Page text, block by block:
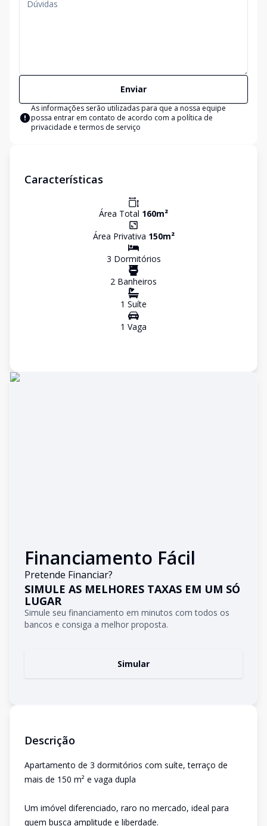
Enviar
As informações serão utilizadas para que a nossa equipe
possa entrar em contato de acordo com a política de
privacidade e termos de serviço
Características
Área Total 160m²
Área Privativa 150m²
3 Dormitórios
2 Banheiros
1 Suíte
1 Vaga
Financiamento Fácil
Pretende Financiar?
SIMULE AS MELHORES TAXAS EM UM SÓ
LUGAR
Simule seu financiamento em minutos com todos os
bancos e consiga a melhor proposta.
Simular
Descrição
Apartamento de 3 dormitórios com suíte, terraço de
mais de 150 m² e vaga dupla
Um imóvel diferenciado, raro no mercado, ideal para
quem busca amplitude e liberdade.